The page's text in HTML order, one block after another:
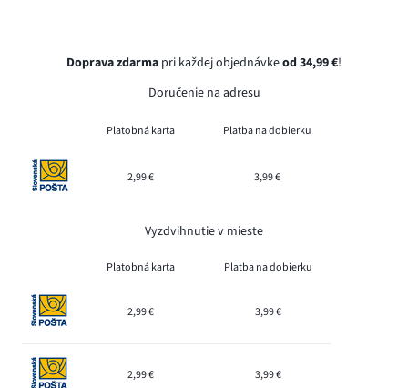
Doprava zdarma pri každej objednávkeod 34,99 €!
Doručenie na adresu
Platobná karta Platba na dobierku
2,99 € 3,99 €
Vyzdvihnutie v mieste
Platobná karta Platba na dobierku
2,99 € 3,99 €
2,99 € 3,99 €